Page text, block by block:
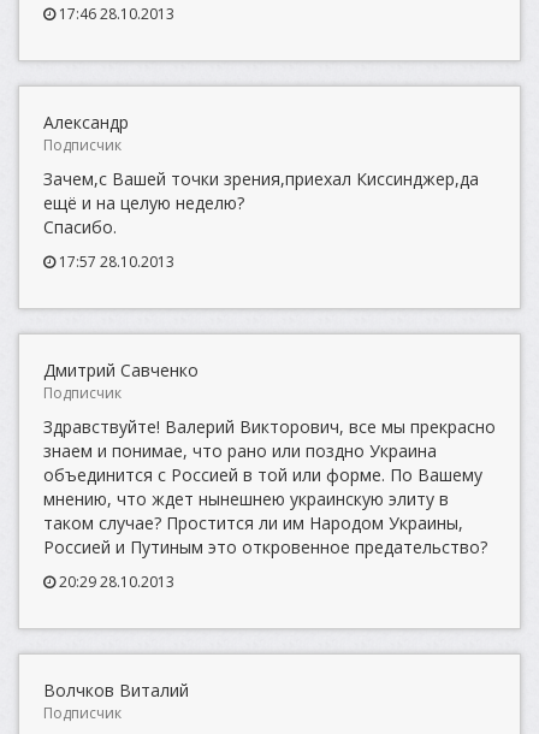
17:46 28.10.2013
Александр
Подписчик
Зачем,с Вашей точки зрения,приехал Киссинджер,да
ещё и на целую неделю?
Спасибо.
17:57 28.10.2013
Дмитрий Савченко
Подписчик
Здравствуйте! Валерий Викторович, все мы прекрасно
знаем и понимае, что рано или поздно Украина
объединится с Россией в той или форме. По Вашему
мнению, что ждет нынешнею украинскую элиту в
таком случае? Простится ли им Народом Украины,
Россией и Путиным это откровенное предательство?
20:29 28.10.2013
Волчков Виталий
Подписчик